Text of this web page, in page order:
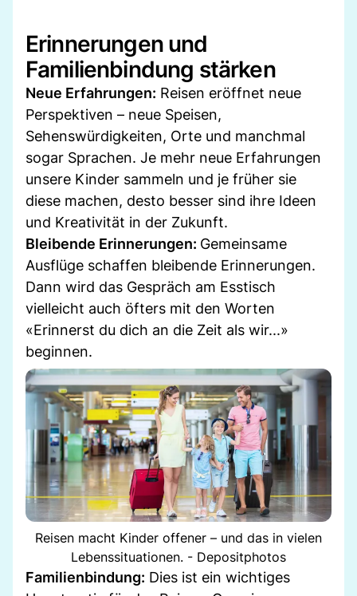
Erinnerungen und
Familienbindung stärken
Neue Erfahrungen: Reisen eröffnet neue
Perspektiven – neue Speisen,
Sehenswürdigkeiten, Orte und manchmal
sogar Sprachen. Je mehr neue Erfahrungen
unsere Kinder sammeln und je früher sie
diese machen, desto besser sind ihre Ideen
und Kreativität in der Zukunft.
Bleibende Erinnerungen: Gemeinsame
Ausflüge schaffen bleibende Erinnerungen.
Dann wird das Gespräch am Esstisch
vielleicht auch öfters mit den Worten
«Erinnerst du dich an die Zeit als wir...»
beginnen.
Reisen macht Kinder offener – und das in vielen
Lebenssituationen. - Depositphotos
Familienbindung: Dies ist ein wichtiges